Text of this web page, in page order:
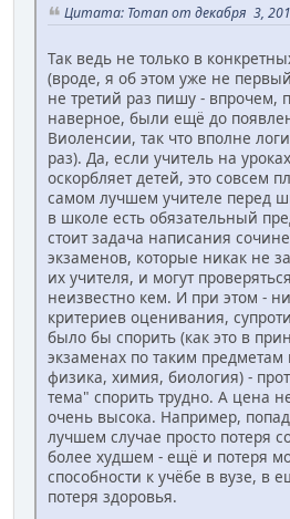
Цитата: Toman от декабря 3,
Так ведь не только в
(вроде, я об этом уже не
не третий раз пишу - впрочем,
наверное, были ещё до
Виоленсии, так что вполне
раз). Да, если учитель на
оскорбляет детей, это совсем
самом лучшем учителе перед
в школе есть обязательный
стоит задача написания
экзаменов, которые никак не
их учителя, и могут
неизвестно кем. И при этом -
критериев оценивания,
было бы спорить (как это в
экзаменах по таким предметам
физика, химия, биология) -
тема" спорить трудно. А цена
очень высока. Например,
лучшем случае просто потеря
более худшем - ещё и потеря
способности к учёбе в вузе, в
потеря здоровья.